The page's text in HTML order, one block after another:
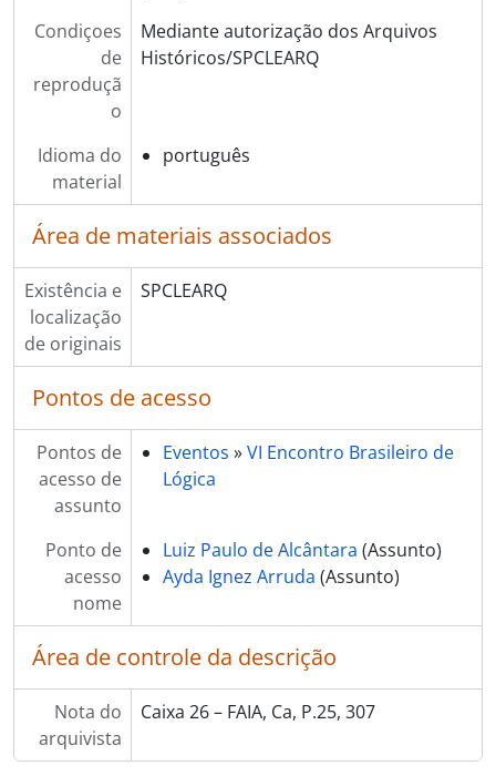
Condiçoes
de
reproduçã
o
Mediante autorização dos Arquivos
Históricos/SPCLEARQ
Idioma do
material
português
Área de materiais associados
Existência e
localização
de originais
SPCLEARQ
Pontos de acesso
Pontos de
acesso de
assunto
Eventos »VI Encontro Brasileiro de
Lógica
Ponto de
acesso
nome
Luiz Paulo de Alcântara (Assunto)
Ayda Ignez Arruda (Assunto)
Área de controle da descrição
Nota do
arquivista
Caixa 26 – FAIA, Ca, P.25, 307